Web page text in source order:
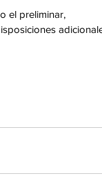
el preliminar,